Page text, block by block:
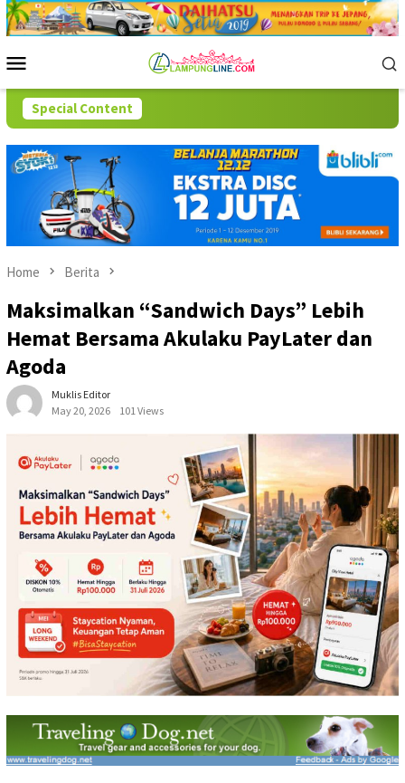
Skip
to
Menu
Special Content
Home Berita
Maksimalkan “Sandwich Days” Lebih
Hemat Bersama Akulaku PayLater dan
Agoda
Muklis Editor
May 20, 2026
101 Views